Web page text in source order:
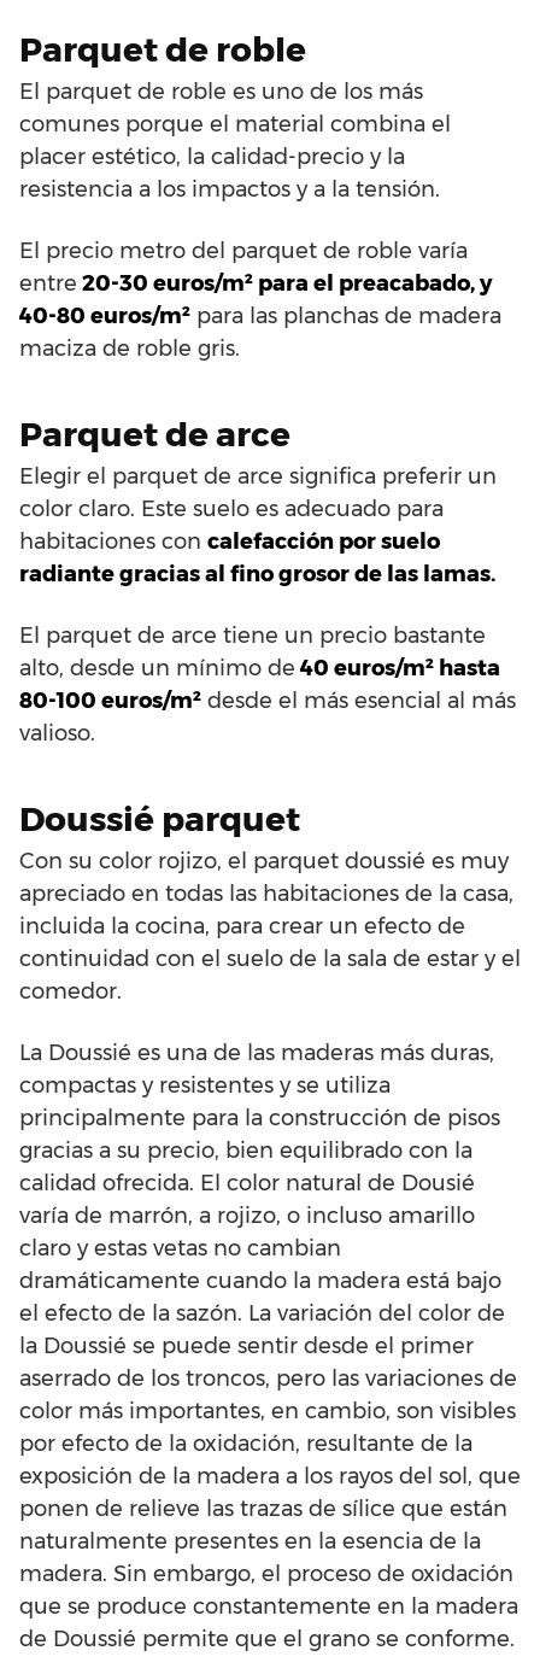
Parquet de roble
El parquet de roble es uno de los más
comunes porque el material combina el
placer estético, la calidad-precio y la
resistencia a los impactos y a la tensión.
El precio metro del parquet de roble varía
entre 20-30 euros/m² para el preacabado, y
40-80 euros/m² para las planchas de madera
maciza de roble gris.
Parquet de arce
Elegir el parquet de arce significa preferir un
color claro. Este suelo es adecuado para
habitaciones con calefacción por suelo
radiante gracias al fino grosor de las lamas.
El parquet de arce tiene un precio bastante
alto, desde un mínimo de 40 euros/m² hasta
80-100 euros/m² desde el más esencial al más
valioso.
Doussié parquet
Con su color rojizo, el parquet doussié es muy
apreciado en todas las habitaciones de la casa,
incluida la cocina, para crear un efecto de
continuidad con el suelo de la sala de estar y el
comedor.
La Doussié es una de las maderas más duras,
compactas y resistentes y se utiliza
principalmente para la construcción de pisos
gracias a su precio, bien equilibrado con la
calidad ofrecida. El color natural de Dousié
varía de marrón, a rojizo, o incluso amarillo
claro y estas vetas no cambian
dramáticamente cuando la madera está bajo
el efecto de la sazón. La variación del color de
la Doussié se puede sentir desde el primer
aserrado de los troncos, pero las variaciones de
color más importantes, en cambio, son visibles
por efecto de la oxidación, resultante de la
exposición de la madera a los rayos del sol, que
ponen de relieve las trazas de sílice que están
naturalmente presentes en la esencia de la
madera. Sin embargo, el proceso de oxidación
que se produce constantemente en la madera
de Doussié permite que el grano se conforme.